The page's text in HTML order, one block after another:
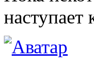
наступает